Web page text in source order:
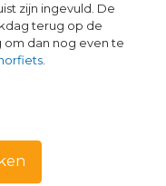
zijn ingevuld. De
terug op de
om dan nog even te